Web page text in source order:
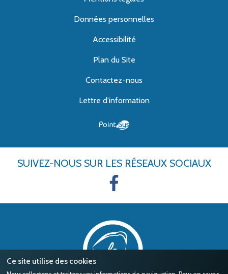
Ce site utilise des cookies
Données personnelles
Accessibilité
Plan du Site
Contactez-nous
Lettre d'information
SUIVEZ-NOUS SUR LES RÉSEAUX SOCIAUX